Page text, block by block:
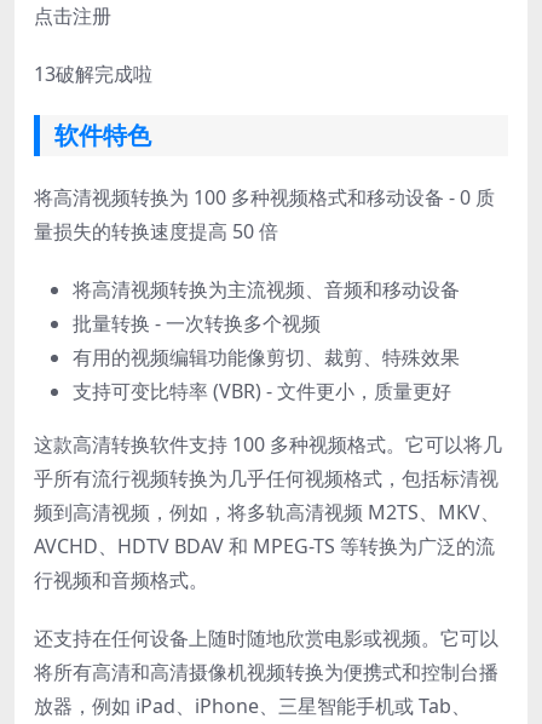
点击注册
13破解完成啦
软件特色
将高清视频转换为 100 多种视频格式和移动设备 - 0 质
量损失的转换速度提高 50 倍
将高清视频转换为主流视频、音频和移动设备
批量转换 - 一次转换多个视频
有用的视频编辑功能像剪切、裁剪、特殊效果
支持可变比特率 (VBR) - 文件更小，质量更好
这款高清转换软件支持 100 多种视频格式。它可以将几
乎所有流行视频转换为几乎任何视频格式，包括标清视
频到高清视频，例如，将多轨高清视频 M2TS、MKV、
AVCHD、HDTV BDAV 和 MPEG-TS 等转换为广泛的流
行视频和音频格式。
还支持在任何设备上随时随地欣赏电影或视频。它可以
将所有高清和高清摄像机视频转换为便携式和控制台播
放器，例如 iPad、iPhone、三星智能手机或 Tab、